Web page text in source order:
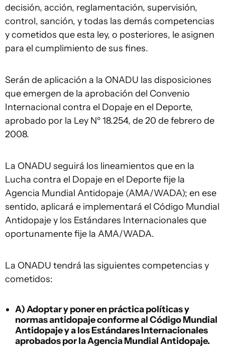
decisión, acción, reglamentación, supervisión,
control, sanción, y todas las demás competencias
y cometidos que esta ley, o posteriores, le asignen
para el cumplimiento de sus fines.
Serán de aplicación a la ONADU las disposiciones
que emergen de la aprobación del Convenio
Internacional contra el Dopaje en el Deporte,
aprobado por la Ley Nº 18.254, de 20 de febrero de
2008.
La ONADU seguirá los lineamientos que en la
Lucha contra el Dopaje en el Deporte fije la
Agencia Mundial Antidopaje (AMA/WADA); en ese
sentido, aplicará e implementará el Código Mundial
Antidopaje y los Estándares Internacionales que
oportunamente fije la AMA/WADA.
La ONADU tendrá las siguientes competencias y
cometidos:
A) Adoptar y poner en práctica políticas y
normas antidopaje conforme al Código Mundial
Antidopaje y a los Estándares Internacionales
aprobados por la Agencia Mundial Antidopaje.